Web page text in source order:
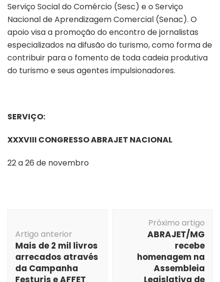
Serviço Social do Comércio (Sesc) e o Serviço
Nacional de Aprendizagem Comercial (Senac). O
apoio visa a promoção do encontro de jornalistas
especializados na difusão do turismo, como forma de
contribuir para o fomento de toda cadeia produtiva
do turismo e seus agentes impulsionadores.
SERVIÇO:
XXXVIII CONGRESSO ABRAJET NACIONAL
22 a 26 de novembro
de
post
Artigo anterior
Mais de 2 mil livros
arrecados através
da Campanha
Festuris e AFFET
Próximo artigo
ABRAJET/MG
recebe
homenagem na
Assembleia
Legislativa de